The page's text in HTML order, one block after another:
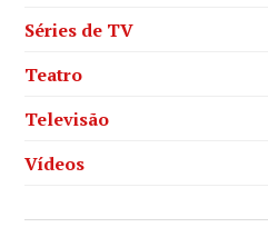
Séries de TV
Teatro
Televisão
Vídeos